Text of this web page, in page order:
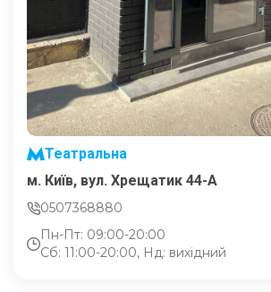
Театральна
м. Київ, вул. Хрещатик 44-A
0507368880
Пн-Пт: 09:00-20:00
Сб: 11:00-20:00, Нд: вихідний